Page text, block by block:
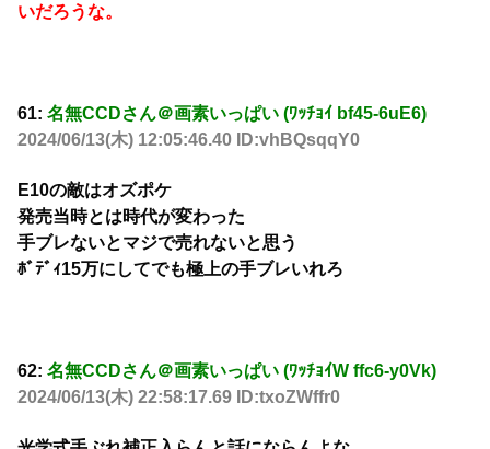
いだろうな。
61: 名無CCDさん＠画素いっぱい (ﾜｯﾁｮｲ bf45-6uE6)
2024/06/13(木) 12:05:46.40 ID:vhBQsqqY0
E10の敵はオズポケ
発売当時とは時代が変わった
手ブレないとマジで売れないと思う
ﾎﾞﾃﾞｨ15万にしてでも極上の手ブレいれろ
62: 名無CCDさん＠画素いっぱい (ﾜｯﾁｮｲW ffc6-y0Vk)
2024/06/13(木) 22:58:17.69 ID:txoZWffr0